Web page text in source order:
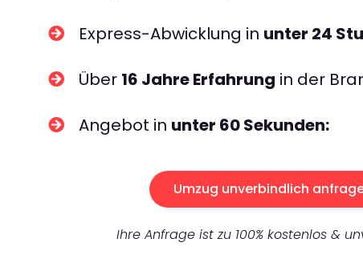
Express-Abwicklung in unter 24
Über 16 Jahre Erfahrung in der
Angebot in unter 60 Sekunden:
Umzug unverbindlich
Ihre Anfrage ist zu 100% kostenlos &